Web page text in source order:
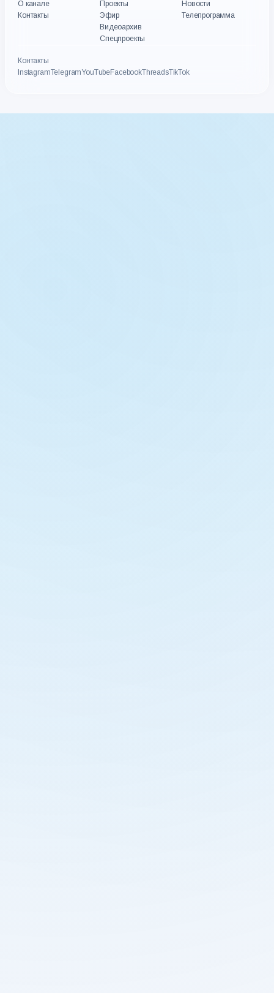
О канале
Контакты
Проекты
Эфир
Видеоархив
Спецпроекты
Новости
Телепрограмма
Контакты
InstagramTelegramYouTubeFacebookThreadsTikTok